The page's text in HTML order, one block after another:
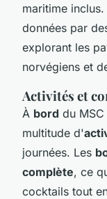
maritime
données par
explorant les
norvégiens et
Activités et
À bord du
multitude d'
journées. Les
complète, ce
cocktails tout